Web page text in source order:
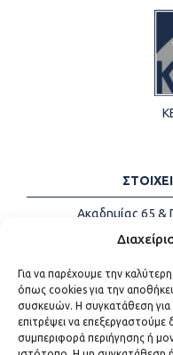
Για να παρέχουμε την
όπως cookies για την
συσκευών. Η συγκατάθεση για
επιτρέψει να
συμπεριφορά περιήγησης ή
Ακαδημίας 65 &
Τηλέφωνα:
Email: